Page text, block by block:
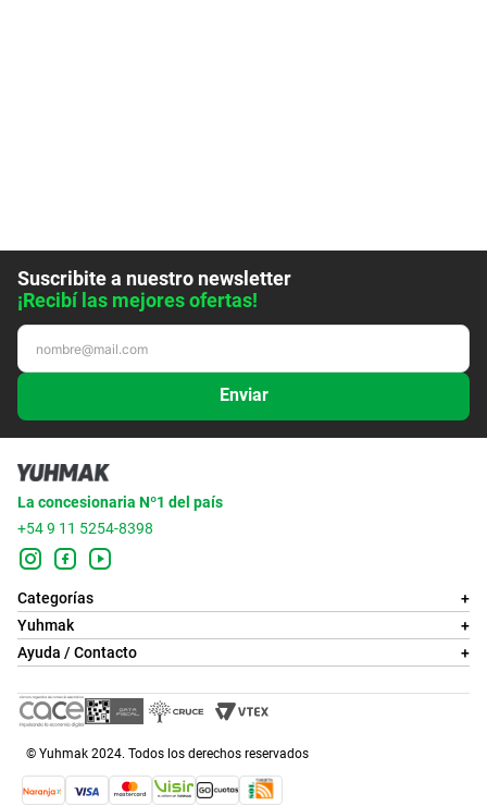
Suscribite a nuestro newsletter
¡Recibí las mejores ofertas!
Enviar
La concesionaria Nº1 del país
+54 9 11 5254-8398
Categorías
+
Yuhmak
+
Ayuda / Contacto
+
© Yuhmak 2024. Todos los derechos reservados